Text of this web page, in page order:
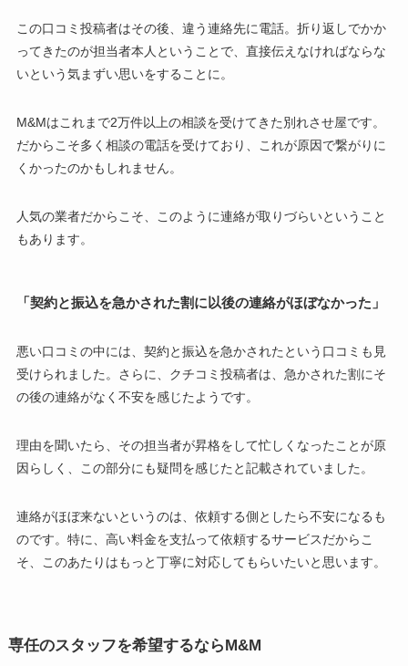
この口コミ投稿者はその後、違う連絡先に電話。折り返しでかか
ってきたのが担当者本人ということで、直接伝えなければならな
いという気まずい思いをすることに。
M&Mはこれまで2万件以上の相談を受けてきた別れさせ屋です。
だからこそ多く相談の電話を受けており、これが原因で繋がりに
くかったのかもしれません。
人気の業者だからこそ、このように連絡が取りづらいということ
もあります。
「契約と振込を急かされた割に以後の連絡がほぼなかった」
悪い口コミの中には、契約と振込を急かされたという口コミも見
受けられました。さらに、クチコミ投稿者は、急かされた割にそ
の後の連絡がなく不安を感じたようです。
理由を聞いたら、その担当者が昇格をして忙しくなったことが原
因らしく、この部分にも疑問を感じたと記載されていました。
連絡がほぼ来ないというのは、依頼する側としたら不安になるも
のです。特に、高い料金を支払って依頼するサービスだからこ
そ、このあたりはもっと丁寧に対応してもらいたいと思います。
専任のスタッフを希望するならM&M